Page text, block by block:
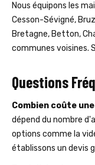
Nous équipons les
Cesson-Sévigné,
Bretagne, Betton,
communes voisines.
Questions
Combien coûte
dépend du nombre
options comme la
établissons un devis